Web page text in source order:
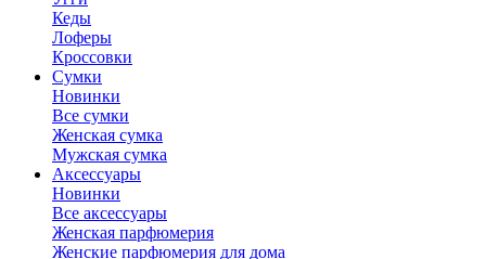
Кеды
Лоферы
Кроссовки
Сумки
Новинки
Все сумки
Женская сумка
Мужская сумка
Аксессуары
Новинки
Все аксессуары
Женская парфюмерия
Женские парфюмерия для дома